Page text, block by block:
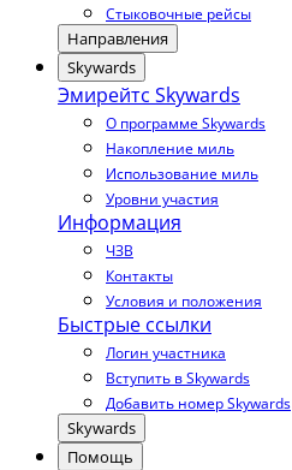
Стыковочные рейсы
Направления
Skywards
Эмирейтс Skywards
О программе Skywards
Накопление миль
Использование миль
Уровни участия
Информация
ЧЗВ
Контакты
Условия и положения
Быстрые ссылки
Логин участника
Вступить в Skywards
Добавить номер Skywards
Skywards
Помощь